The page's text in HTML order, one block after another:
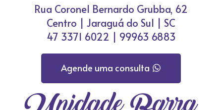
Rua Coronel Bernardo Grubba, 62
Centro | Jaraguá do Sul | SC
47 3371 6022 | 99963 6883
Agende uma consulta